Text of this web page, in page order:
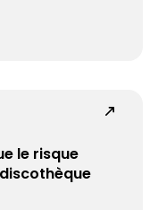
le risque
discothèque